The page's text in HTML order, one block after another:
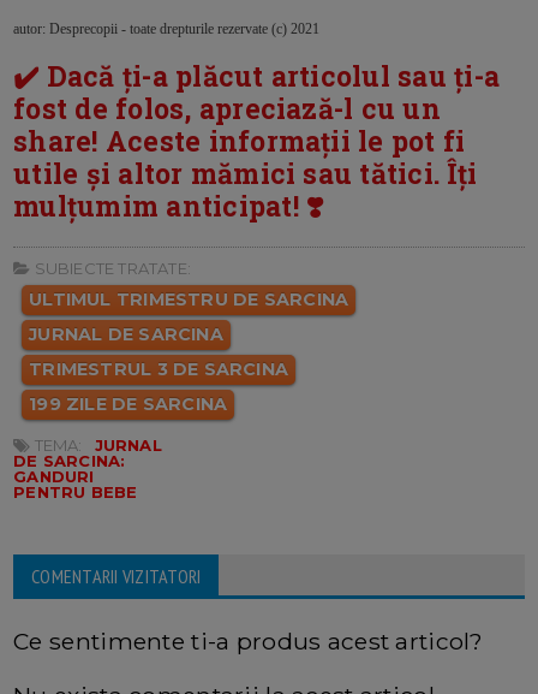
autor: Desprecopii - toate drepturile rezervate (c) 2021
✔️ Dacă ți-a plăcut articolul sau ți-a
fost de folos, apreciază-l cu un
share! Aceste informații le pot fi
utile și altor mămici sau tătici. Îți
mulțumim anticipat! ❣️
SUBIECTE TRATATE:
ULTIMUL TRIMESTRU DE SARCINA
JURNAL DE SARCINA
TRIMESTRUL 3 DE SARCINA
199 ZILE DE SARCINA
TEMA:
JURNAL
DE SARCINA:
GANDURI
PENTRU BEBE
COMENTARII VIZITATORI
Ce sentimente ti-a produs acest articol?